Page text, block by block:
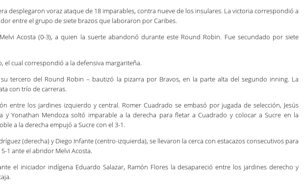
desplegaron voraz ataque de 18 imparables, contra nueve de los insulares. La victoria correspondió a
entre el grupo de siete brazos que laboraron por Caribes.
Acosta (0-3), a quien la suerte abandonó durante este Round Robin. Fue secundado por siete
el cual correspondió a la defensiva margariteña.
su tercero del Round Robin – bautizó la pizarra por Bravos, en la parte alta del segundo inning. La
con trío de carreras.
entre los jardines izquierdo y central. Romer Cuadrado se embasó por jugada de selección, Jesús
y Yonathan Mendoza soltó imparable a la derecha para fletar a Cuadrado y colocar a Sucre en la
a la derecha empujó a Sucre con el 3-1.
(derecha) y Diego Infante (centro-izquierda), se llevaron la cerca con estacazos consecutivos para
1 ante el abridor Melvi Acosta.
el iniciador indígena Eduardo Salazar, Ramón Flores la desapareció entre los jardines derecho y